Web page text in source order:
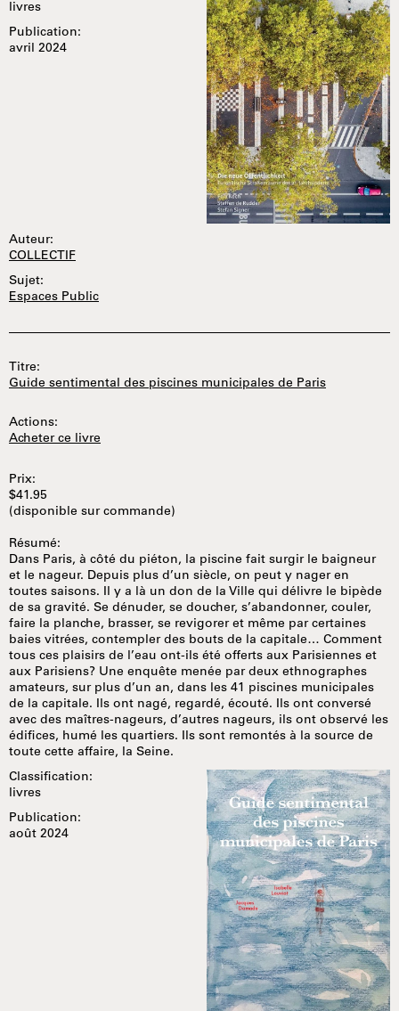
livres
Publication:
avril 2024
Auteur:
COLLECTIF
Sujet:
Espaces Public
Titre:
Guide sentimental des piscines municipales de Paris
Actions:
Acheter ce livre
Prix:
$41.95
(disponible sur commande)
Résumé:
Dans Paris, à côté du piéton, la piscine fait surgir le baigneur
et le nageur. Depuis plus d’un siècle, on peut y nager en
toutes saisons. Il y a là un don de la Ville qui délivre le bipède
de sa gravité. Se dénuder, se doucher, s’abandonner, couler,
faire la planche, brasser, se revigorer et même par certaines
baies vitrées, contempler des bouts de la capitale… Comment
tous ces plaisirs de l’eau ont-ils été offerts aux Parisiennes et
aux Parisiens? Une enquête menée par deux ethnographes
amateurs, sur plus d’un an, dans les 41 piscines municipales
de la capitale. Ils ont nagé, regardé, écouté. Ils ont conversé
avec des maîtres-nageurs, d’autres nageurs, ils ont observé les
édifices, humé les quartiers. Ils sont remontés à la source de
toute cette affaire, la Seine.
Classification:
livres
Publication:
août 2024